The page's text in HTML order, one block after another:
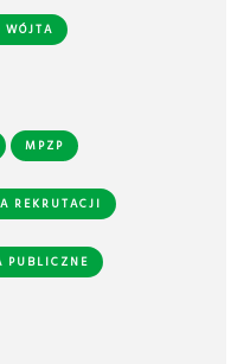
WÓJTA
MPZP
REKRUTACJI
PUBLICZNE